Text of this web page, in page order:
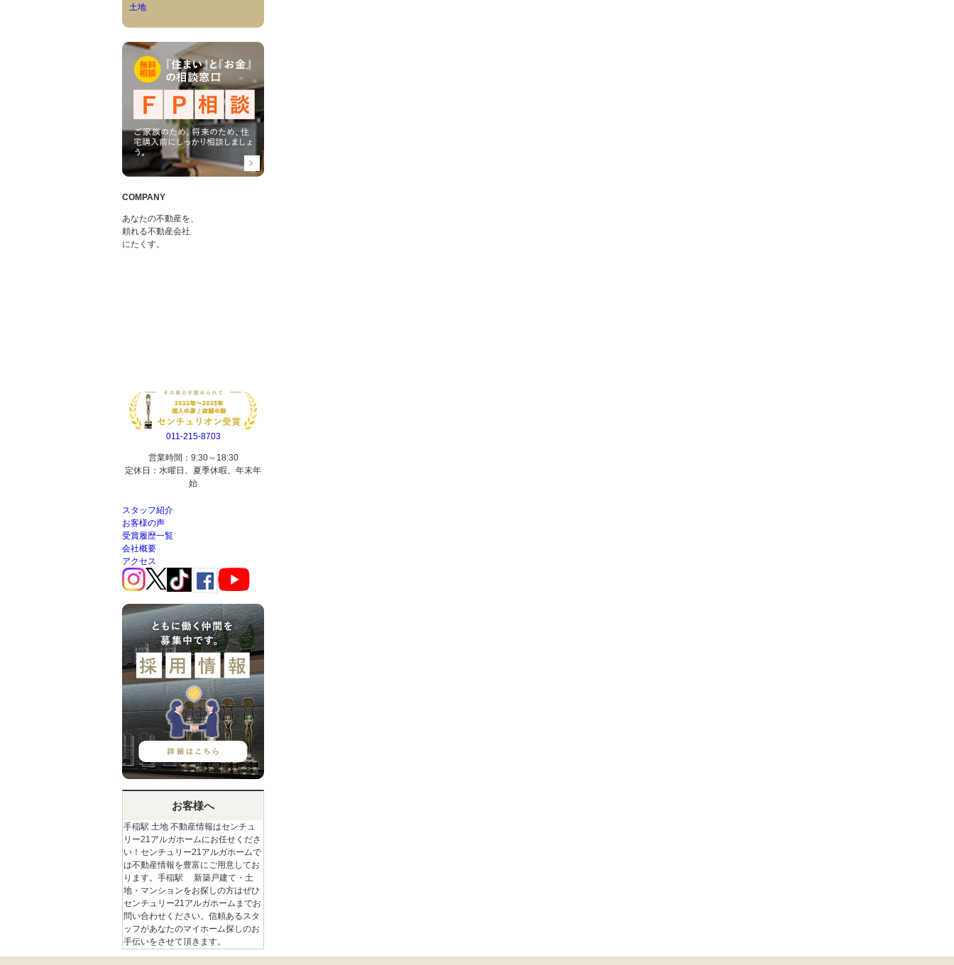
土地
COMPANY
あなたの不動産を、
頼れる不動産会社
にたくす。
011-215-8703
営業時間：9:30～18:30
定休日：水曜日、夏季休暇、年末年
始
スタッフ紹介
お客様の声
受賞履歴一覧
会社概要
アクセス
お客様へ
手稲駅 土地 不動産情報はセンチュ
リー21アルガホームにお任せくださ
い！センチュリー21アルガホームで
は不動産情報を豊富にご用意してお
ります。手稲駅 新築戸建て・土
地・マンションをお探しの方はぜひ
センチュリー21アルガホームまでお
問い合わせください。信頼あるスタ
ッフがあなたのマイホーム探しのお
手伝いをさせて頂きます。